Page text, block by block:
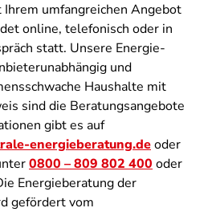
umfangreichen Angebot
online, telefonisch oder in
statt. Unsere Energie-
und
Haushalte mit
sind die Beratungsangebote
gibt es auf
energieberatung.deoder
0800 – 809 802 400 oder
Energieberatung der
gefördert vom